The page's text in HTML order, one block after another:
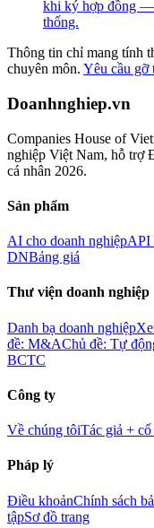
khi ký hợp đồng —
thống.
Thông tin chỉ mang tính
chuyên môn. Yêu cầu
Doanhnghiep.vn
Companies House of
nghiệp Việt Nam, hỗ trợ
cá nhân 2026.
Sản phẩm
AI cho doanh nghiệpAPI
DNBảng giá
Thư viện doanh nghiệp
Danh bạ doanh nghiệp
đề: M&AChủ đề: Tự
BCTC
Công ty
Về chúng tôiTác giả + cố
Pháp lý
Điều khoảnChính sách
tậpSơ đồ trang